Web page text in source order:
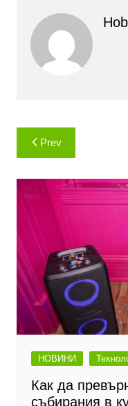
Навигация
Prev
НОВИНИ
Как да
събирания в